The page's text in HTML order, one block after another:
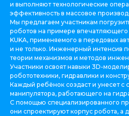
и выполняют технологические
эффективность в массовое
Мы предлагаем участникам
роботов на примере
KUKA, применяемого в передовых
и не только. Инженерный интенсив
теории механизмов и методов
Участники освоят навыки 3D-
робототехники, гидравлики и
Каждый ребёнок создаст и унесет с
манипулятора, работающего на
С помощью специализированного
они спроектируют корпус робота, а